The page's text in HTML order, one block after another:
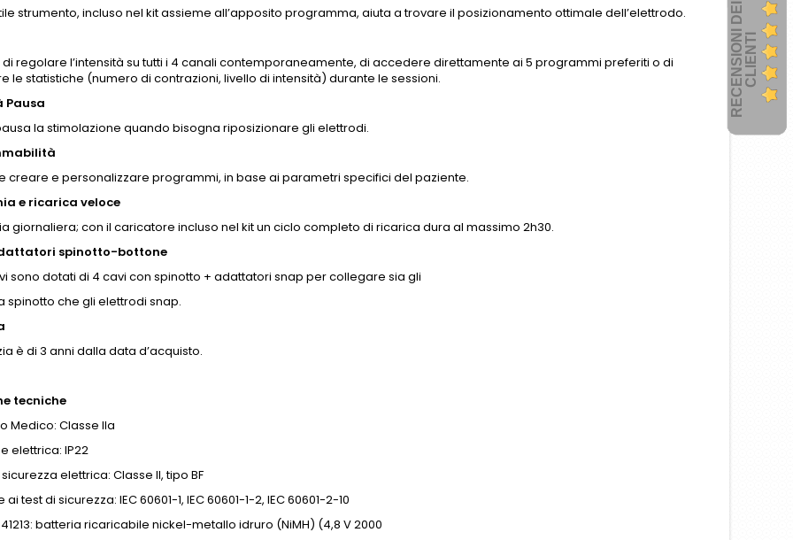
strumento, incluso nel kit assieme all’apposito programma, aiuta a trovare il posizionamento ottimale dell’elettrodo.
regolare l’intensità su tutti i 4 canali contemporaneamente, di accedere direttamente ai 5 programmi preferiti o di
le statistiche (numero di contrazioni, livello di intensità) durante le sessioni.
Pausa
la stimolazione quando bisogna riposizionare gli elettrodi.
creare e personalizzare programmi, in base ai parametri specifici del paziente.
e ricarica veloce
giornaliera; con il caricatore incluso nel kit un ciclo completo di ricarica dura al massimo 2h30.
spinotto-bottone
sono dotati di 4 cavi con spinotto + adattatori snap per collegare sia gli
spinotto che gli elettrodi snap.
è di 3 anni dalla data d’acquisto.
tecniche
Medico: Classe IIa
elettrica: IP22
elettrica: Classe II, tipo BF
test di sicurezza: IEC 60601-1, IEC 60601-1-2, IEC 60601-2-10
batteria ricaricabile nickel-metallo idruro (NiMH) (4,8 V 2000
R
E
C
E
N
S
I
ON
I
D
E
I
C
L
I
E
N
TI